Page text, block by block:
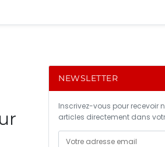
NEWSLETTER
Inscrivez-vous pour recevoir
articles directement dans